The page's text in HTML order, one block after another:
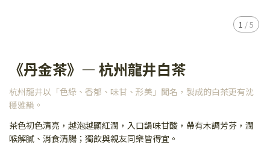
1 /5
《丹金茶》— 杭州龍井白茶
杭州龍井以「色綠、香郁、味甘、形美」聞名，製成的白茶更有沈
穩雅韻。
茶色初色清亮，越泡越顯紅潤，入口韻味甘酸，帶有木調芳芬，潤
喉解膩、消食清腸；獨飲與親友同樂皆得宜。